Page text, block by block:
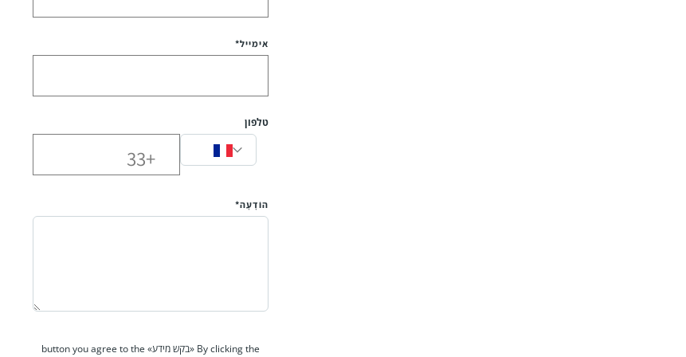
אימייל*
טלפון
הוֹדָעָה*
By clicking the «בקש מידע» button you agree to the